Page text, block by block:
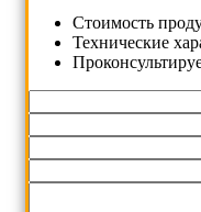
Cтоимость
Технические